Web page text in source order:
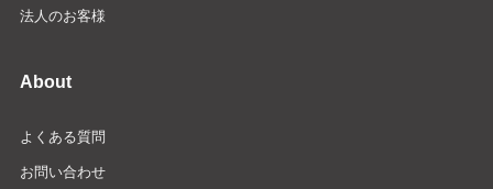
法人のお客様
About
よくある質問
お問い合わせ